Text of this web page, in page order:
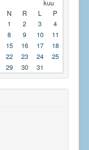
N R L
P
1
2 3
4
8 9 10
11
15 16 17
18
22 23 24
25
29 30 31